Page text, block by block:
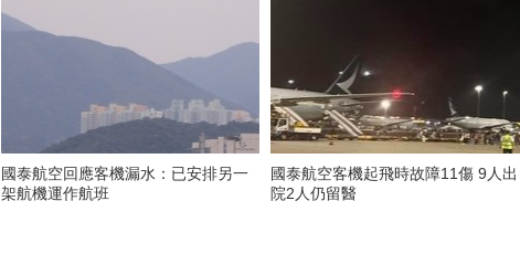
國泰航空回應客機漏水：已安排另一
架航機運作航班
國泰航空客機起飛時故障11傷 9人出
院2人仍留醫